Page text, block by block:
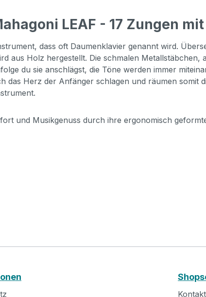
LEAF - 17 Zungen
dass oft Daumenklavier genannt wird.
aus Holz hergestellt. Die schmalen Metallstäbchen,
du sie anschlägst, die Töne werden immer
das Herz der Anfänger schlagen und räumen somit
und Musikgenuss durch ihre ergonomisch